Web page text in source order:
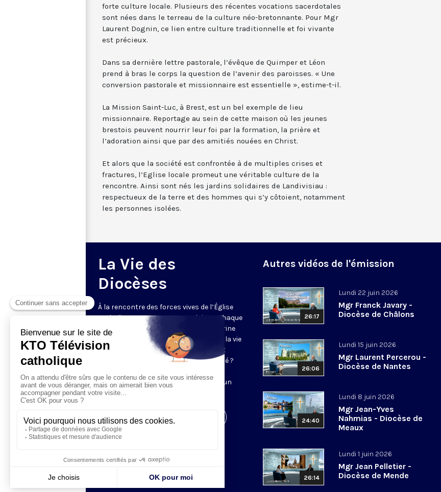
forte culture locale. Plusieurs des récentes vocations sacerdotales
sont nées dans le terreau de la culture néo-bretonnante. Pour Mgr
Laurent Dognin, ce lien entre culture traditionnelle et foi vivante
est précieux.
Dans sa dernière lettre pastorale, l’évêque de Quimper et Léon
prend à bras le corps la question de l’avenir des paroisses. « Une
conversion pastorale et missionnaire est essentielle », estime-t-il.
La Mission Saint-Luc, à Brest, est un bel exemple de lieu
missionnaire. Reportage au sein de cette maison où les jeunes
brestois peuvent nourrir leur foi par la formation, la prière et
l’adoration ainsi que par des amitiés nouées en Christ.
Et alors que la société est confrontée à de multiples crises et
fractures, l’Eglise locale promeut une véritable culture de la
rencontre. Ainsi sont nés les jardins solidaires de Landivisiau :
respectueux de la terre et des hommes qui s’y côtoient, notamment
les personnes isolées.
La Vie des
Diocèses
À la rencontre des forces vives de l’Église
catholique en France et en Belgique. Chaque
semaine, un évêque est reçu par Honorine
Grasset pour remettre en perspective la vie
et l’actualité de son diocèse. Comment
l’Evangile est-il concrètement annoncé ?
Reportages et interviews nourrissent un
échange franc et direct.
Visiter la page de l'émission
Autres vidéos de l'émission
26:17
Lundi 22 juin 2026
Mgr Franck Javary -
Diocèse de Châlons
26:06
Lundi 15 juin 2026
Mgr Laurent Percerou -
Diocèse de Nantes
24:40
Lundi 8 juin 2026
Mgr Jean-Yves
Nahmias - Diocèse de
Meaux
26:14
Lundi 1 juin 2026
Mgr Jean Pelletier -
Diocèse de Mende